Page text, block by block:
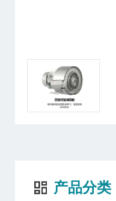
产品分类